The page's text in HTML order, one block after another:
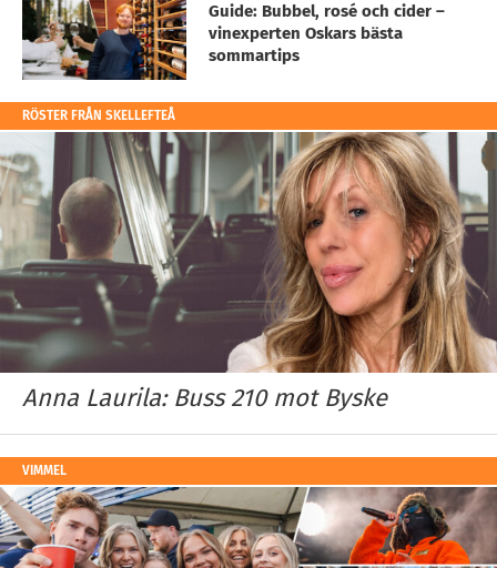
Guide: Bubbel, rosé och cider –
vinexperten Oskars bästa
sommartips
RÖSTER FRÅN SKELLEFTEÅ
Anna Laurila: Buss 210 mot Byske
VIMMEL